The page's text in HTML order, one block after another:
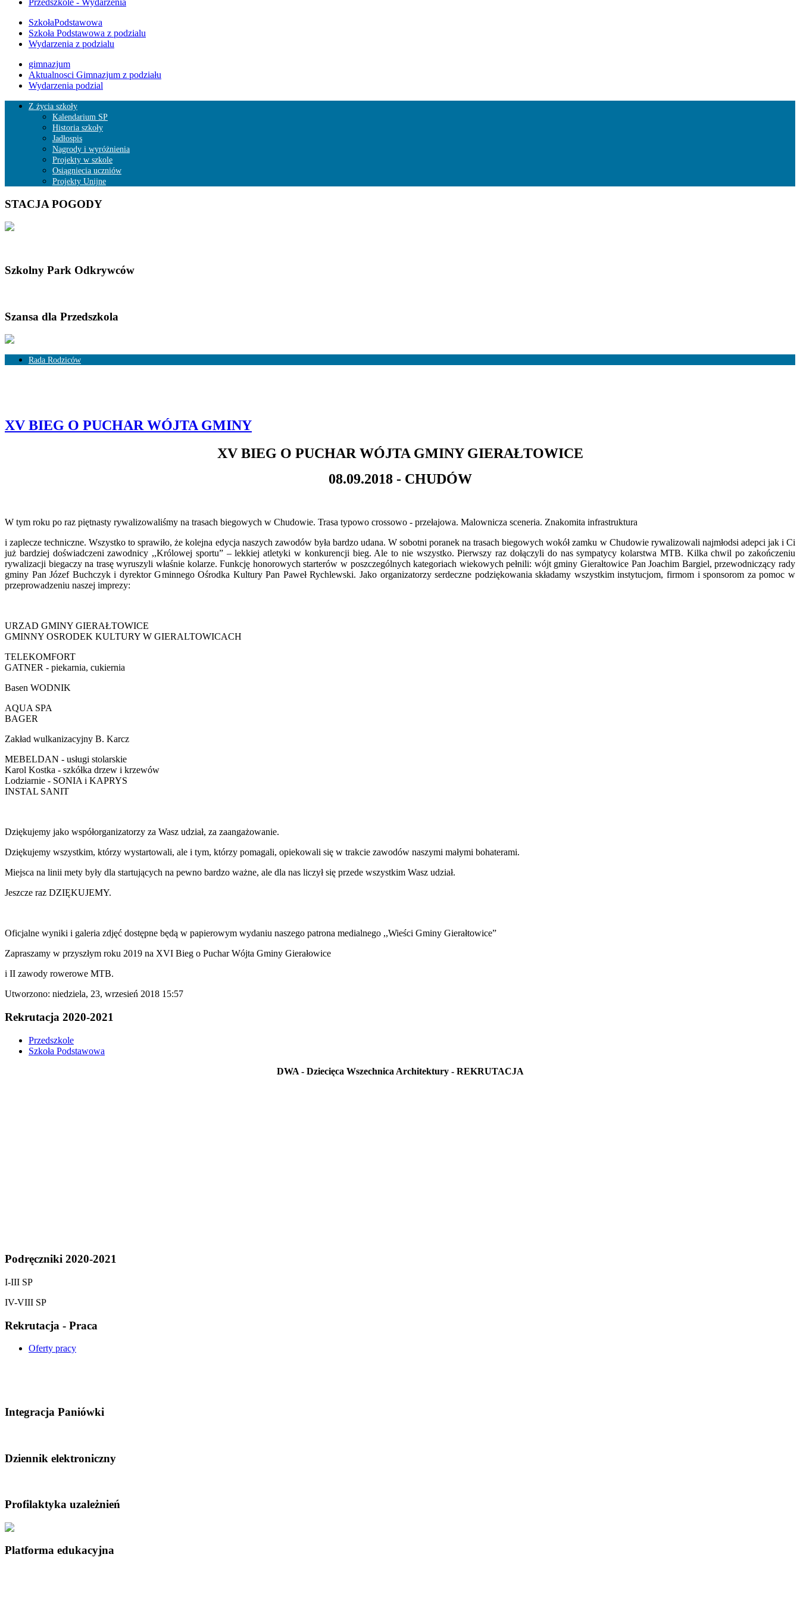
Przedszkole - Wydarzenia
SzkołaPodstawowa
Szkoła Podstawowa z podzialu
Wydarzenia z podzialu
gimnazjum
Aktualnosci Gimnazjum z podziału
Wydarzenia podzial
Z życia szkoły
Kalendarium SP
Historia szkoły
Jadłospis
Nagrody i wyróżnienia
Projekty w szkole
Osiągniecia uczniów
Projekty Unijne
STACJA POGODY
Szkolny Park Odkrywców
Szansa dla Przedszkola
Rada Rodziców
XV BIEG O PUCHAR WÓJTA GMINY
XV BIEG O PUCHAR WÓJTA GMINY GIERAŁTOWICE
08.09.2018 - CHUDÓW
W tym roku po raz piętnasty rywalizowaliśmy na trasach biegowych w Chudowie. Trasa typowo crossowo - przełajowa. Malownicza sceneria. Znakomita infrastruktura
i zaplecze techniczne. Wszystko to sprawiło, że kolejna edycja naszych zawodów była bardzo udana. W sobotni poranek na trasach biegowych wokół zamku w Chudowie rywalizowali najmłodsi adepci jak i Ci
już bardziej doświadczeni zawodnicy ,,Królowej sportu” – lekkiej atletyki w konkurencji bieg. Ale to nie wszystko. Pierwszy raz dołączyli do nas sympatycy kolarstwa MTB. Kilka chwil po zakończeniu
rywalizacji biegaczy na trasę wyruszyli właśnie kolarze. Funkcję honorowych starterów w poszczególnych kategoriach wiekowych pełnili: wójt gminy Gierałtowice Pan Joachim Bargiel, przewodniczący rady
gminy Pan Józef Buchczyk i dyrektor Gminnego Ośrodka Kultury Pan Paweł Rychlewski. Jako organizatorzy serdeczne podziękowania składamy wszystkim instytucjom, firmom i sponsorom za pomoc w
przeprowadzeniu naszej imprezy:
URZAD GMINY GIERAŁTOWICE
GMINNY OSRODEK KULTURY W GIERALTOWICACH
TELEKOMFORT
GATNER - piekarnia, cukiernia
Basen WODNIK
AQUA SPA
BAGER
Zakład wulkanizacyjny B. Karcz
MEBELDAN - usługi stolarskie
Karol Kostka - szkółka drzew i krzewów
Lodziarnie - SONIA i KAPRYS
INSTAL SANIT
Dziękujemy jako współorganizatorzy za Wasz udział, za zaangażowanie.
Dziękujemy wszystkim, którzy wystartowali, ale i tym, którzy pomagali, opiekowali się w trakcie zawodów naszymi małymi bohaterami.
Miejsca na linii mety były dla startujących na pewno bardzo ważne, ale dla nas liczył się przede wszystkim Wasz udział.
Jeszcze raz DZIĘKUJEMY.
Oficjalne wyniki i galeria zdjęć dostępne będą w papierowym wydaniu naszego patrona medialnego ,,Wieści Gminy Gierałtowice”
Zapraszamy w przyszłym roku 2019 na XVI Bieg o Puchar Wójta Gminy Gierałowice
i II zawody rowerowe MTB.
Utworzono: niedziela, 23, wrzesień 2018 15:57
Rekrutacja 2020-2021
Przedszkole
Szkoła Podstawowa
DWA - Dziecięca Wszechnica Architektury - REKRUTACJA
Podręczniki 2020-2021
I-III SP
IV-VIII SP
Rekrutacja - Praca
Oferty pracy
Integracja Paniówki
Dziennik elektroniczny
Profilaktyka uzależnień
Platforma edukacyjna